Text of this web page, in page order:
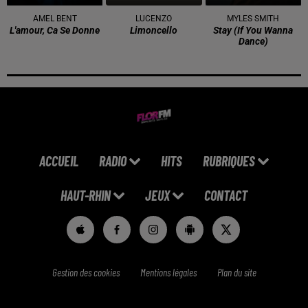
AMEL BENT
L'amour, Ca Se Donne
LUCENZO
Limoncello
MYLES SMITH
Stay (if You Wanna
Dance)
ACCUEIL RADIO HITS RUBRIQUES
HAUT-RHIN JEUX CONTACT
Gestion des cookies Mentions légales Plan du site